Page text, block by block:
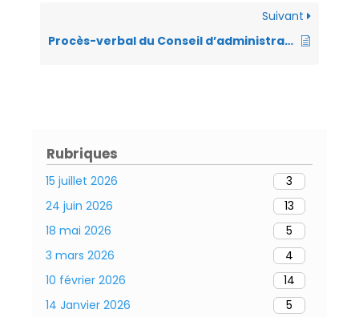
y
Suivant
Procès-verbal du Conseil d’administration du 12 Décembre 2023
Rubriques
15 juillet 2026
3
24 juin 2026
13
18 mai 2026
5
3 mars 2026
4
10 février 2026
14
14 Janvier 2026
5